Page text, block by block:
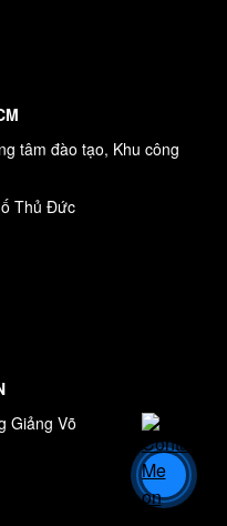
tâm đào tạo, Khu công
Thủ Đức
Giảng Võ